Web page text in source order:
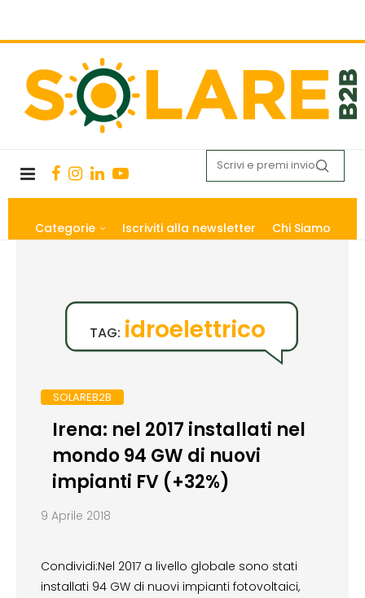
Categorie Iscriviti alla newsletter Chi Siamo
TAG: idroelettrico
SOLAREB2B
Irena: nel 2017 installati nel
mondo 94 GW di nuovi
impianti FV (+32%)
9 Aprile 2018
Condividi:Nel 2017 a livello globale sono stati
installati 94 GW di nuovi impianti fotovoltaici,